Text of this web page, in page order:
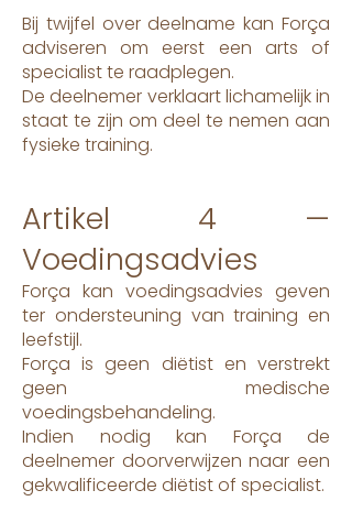
Bij twijfel over deelname kan Força
adviseren om eerst een arts of
specialist te raadplegen.
De deelnemer verklaart lichamelijk in
staat te zijn om deel te nemen aan
fysieke training.
Artikel 4 —
Voedingsadvies
Força kan voedingsadvies geven
ter ondersteuning van training en
leefstijl.
Força is geen diëtist en verstrekt
geen medische
voedingsbehandeling.
Indien nodig kan Força de
deelnemer doorverwijzen naar een
gekwalificeerde diëtist of specialist.